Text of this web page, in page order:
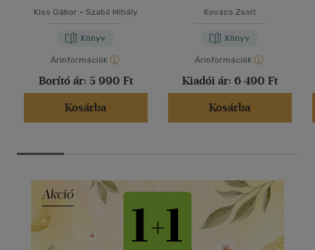
Kiss Gábor - Szabó Mihály
Könyv
Árinformációk
Borító ár: 5 990 Ft
Kosárba
Kovács Zsolt
Könyv
Árinformációk
Kiadói ár: 6 490 Ft
Kosárba